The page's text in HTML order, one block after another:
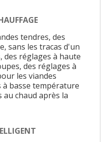
tendres, des
sans les tracas d'un
des réglages à haute
des réglages à
les viandes
à basse température
chaud après la